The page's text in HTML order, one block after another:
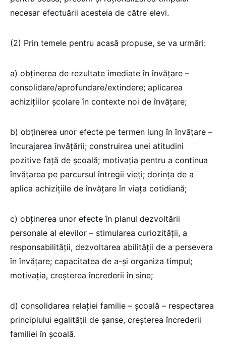
necesar efectuării acesteia de către elevi.
(2) Prin temele pentru acasă propuse, se va urmări:
a) obținerea de rezultate imediate în învățare –
consolidare/aprofundare/extindere; aplicarea
achizițiilor școlare în contexte noi de învățare;
b) obținerea unor efecte pe termen lung în învățare –
încurajarea învățării; construirea unei atitudini
pozitive față de școală; motivaţia pentru a continua
învăţarea pe parcursul întregii vieţi; dorinţa de a
aplica achiziţiile de învăţare în viața cotidiană;
c) obținerea unor efecte în planul dezvoltării
personale al elevilor – stimularea curiozității, a
responsabilității, dezvoltarea abilității de a persevera
în învăţare; capacitatea de a-și organiza timpul;
motivația, creșterea încrederii în sine;
d) consolidarea relației familie – școală – respectarea
principiului egalității de șanse, creșterea încrederii
familiei în școală.